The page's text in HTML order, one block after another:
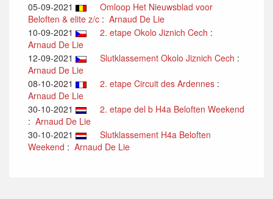
05-09-2021
Omloop Het Nieuwsblad voor
Beloften & elite z/c : Arnaud De Lie
10-09-2021
2. etape Okolo Jiznich Cech :
Arnaud De Lie
12-09-2021
Slutklassement Okolo Jiznich Cech :
Arnaud De Lie
08-10-2021
2. etape Circuit des Ardennes :
Arnaud De Lie
30-10-2021
2. etape del b H4a Beloften Weekend
: Arnaud De Lie
30-10-2021
Slutklassement H4a Beloften
Weekend : Arnaud De Lie